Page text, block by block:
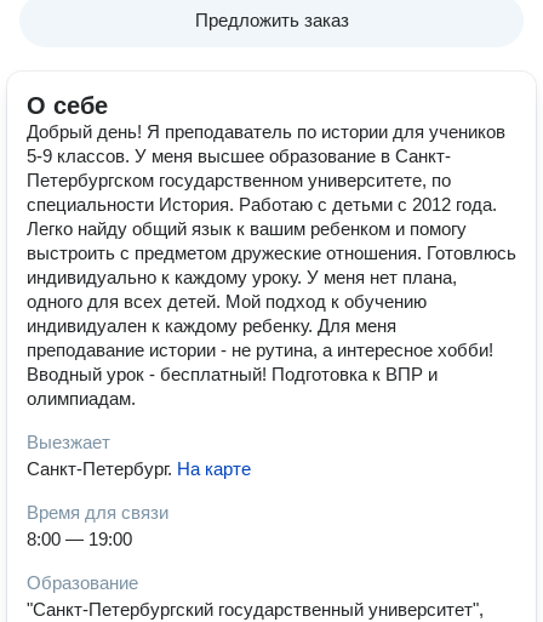
Предложить заказ
О себе
Добрый день! Я преподаватель по истории для учеников
5-9 классов. У меня высшее образование в Санкт-
Петербургском государственном университете, по
специальности История. Работаю с детьми с 2012 года.
Легко найду общий язык к вашим ребенком и помогу
выстроить с предметом дружеские отношения. Готовлюсь
индивидуально к каждому уроку. У меня нет плана,
одного для всех детей. Мой подход к обучению
индивидуален к каждому ребенку. Для меня
преподавание истории - не рутина, а интересное хобби!
Вводный урок - бесплатный! Подготовка к ВПР и
олимпиадам.
Выезжает
Санкт-Петербург. На карте
Время для связи
8:00 — 19:00
Образование
"Санкт-Петербургский государственный университет",